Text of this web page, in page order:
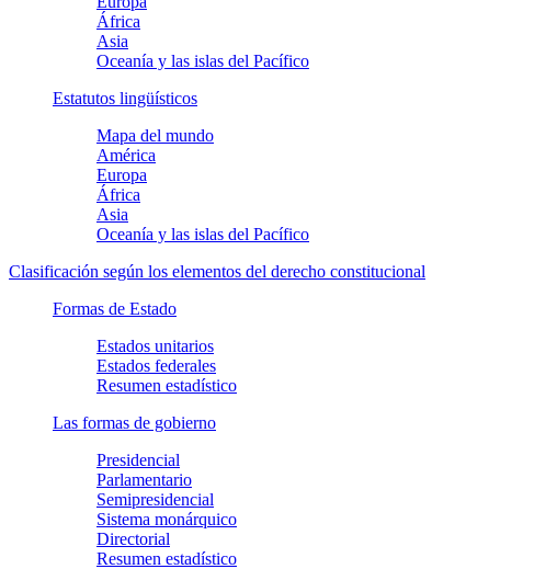
África
Asia
Oceanía y las islas del Pacífico
Estatutos lingüísticos
Mapa del mundo
América
Europa
África
Asia
Oceanía y las islas del Pacífico
Clasificación según los elementos del derecho constitucional
Formas de Estado
Estados unitarios
Estados federales
Resumen estadístico
Las formas de gobierno
Presidencial
Parlamentario
Semipresidencial
Sistema monárquico
Directorial
Resumen estadístico